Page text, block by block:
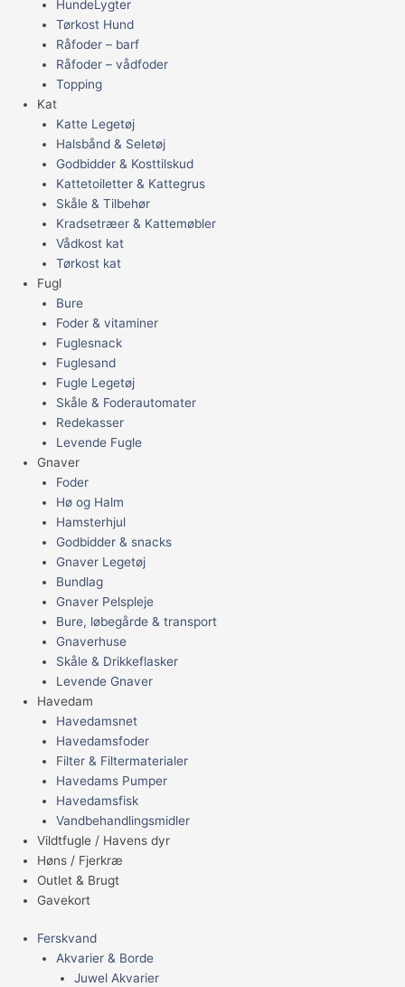
HundeLygter
Tørkost Hund
Råfoder – barf
Råfoder – vådfoder
Topping
Kat
Katte Legetøj
Halsbånd & Seletøj
Godbidder & Kosttilskud
Kattetoiletter & Kattegrus
Skåle & Tilbehør
Kradsetræer & Kattemøbler
Vådkost kat
Tørkost kat
Fugl
Bure
Foder & vitaminer
Fuglesnack
Fuglesand
Fugle Legetøj
Skåle & Foderautomater
Redekasser
Levende Fugle
Gnaver
Foder
Hø og Halm
Hamsterhjul
Godbidder & snacks
Gnaver Legetøj
Bundlag
Gnaver Pelspleje
Bure, løbegårde & transport
Gnaverhuse
Skåle & Drikkeflasker
Levende Gnaver
Havedam
Havedamsnet
Havedamsfoder
Filter & Filtermaterialer
Havedams Pumper
Havedamsfisk
Vandbehandlingsmidler
Vildtfugle / Havens dyr
Høns / Fjerkræ
Outlet & Brugt
Gavekort
Ferskvand
Akvarier & Borde
Juwel Akvarier